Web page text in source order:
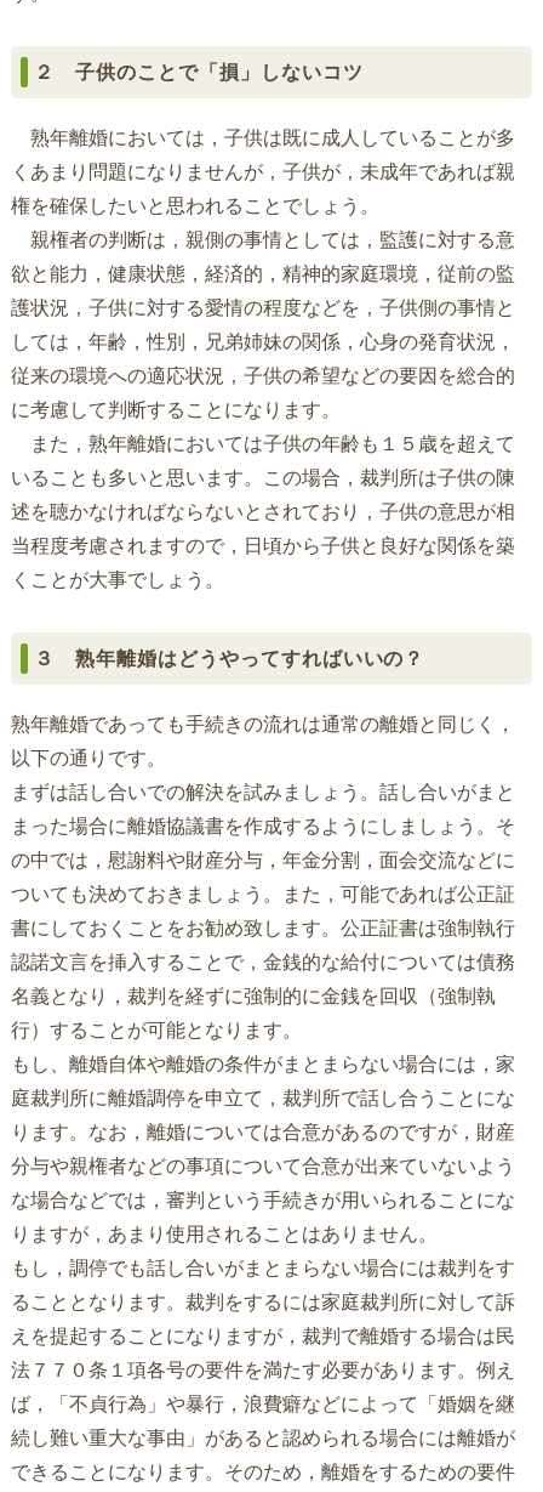
２ 子供のことで「損」しないコツ
熟年離婚においては，子供は既に成人していることが多
くあまり問題になりませんが，子供が，未成年であれば親
権を確保したいと思われることでしょう。
親権者の判断は，親側の事情としては，監護に対する意
欲と能力，健康状態，経済的，精神的家庭環境，従前の監
護状況，子供に対する愛情の程度などを，子供側の事情と
しては，年齢，性別，兄弟姉妹の関係，心身の発育状況，
従来の環境への適応状況，子供の希望などの要因を総合的
に考慮して判断することになります。
また，熟年離婚においては子供の年齢も１５歳を超えて
いることも多いと思います。この場合，裁判所は子供の陳
述を聴かなければならないとされており，子供の意思が相
当程度考慮されますので，日頃から子供と良好な関係を築
くことが大事でしょう。
３ 熟年離婚はどうやってすればいいの？
熟年離婚であっても手続きの流れは通常の離婚と同じく，
以下の通りです。
まずは話し合いでの解決を試みましょう。話し合いがまと
まった場合に離婚協議書を作成するようにしましょう。そ
の中では，慰謝料や財産分与，年金分割，面会交流などに
ついても決めておきましょう。また，可能であれば公正証
書にしておくことをお勧め致します。公正証書は強制執行
認諾文言を挿入することで，金銭的な給付については債務
名義となり，裁判を経ずに強制的に金銭を回収（強制執
行）することが可能となります。
もし、離婚自体や離婚の条件がまとまらない場合には，家
庭裁判所に離婚調停を申立て，裁判所で話し合うことにな
ります。なお，離婚については合意があるのですが，財産
分与や親権者などの事項について合意が出来ていないよう
な場合などでは，審判という手続きが用いられることにな
りますが，あまり使用されることはありません。
もし，調停でも話し合いがまとまらない場合には裁判をす
ることとなります。裁判をするには家庭裁判所に対して訴
えを提起することになりますが，裁判で離婚する場合は民
法７７０条１項各号の要件を満たす必要があります。例え
ば，「不貞行為」や暴行，浪費癖などによって「婚姻を継
続し難い重大な事由」があると認められる場合には離婚が
できることになります。そのため，離婚をするための要件